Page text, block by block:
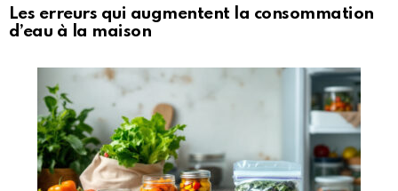
Les erreurs qui augmentent la consommation
d’eau à la maison